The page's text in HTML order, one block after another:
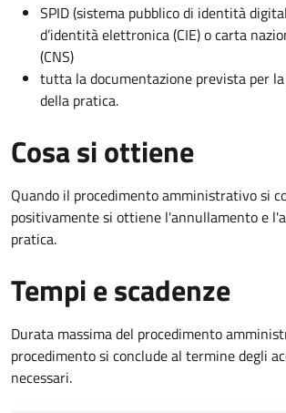
SPID (sistema pubblico di identità
d’identità elettronica (CIE) o carta
(CNS)
tutta la documentazione prevista per
della pratica.
Cosa si ottiene
Quando il procedimento amministrativo si
positivamente si ottiene l'annullamento e
pratica.
Tempi e scadenze
Durata massima del procedimento
procedimento si conclude al termine degli
necessari.